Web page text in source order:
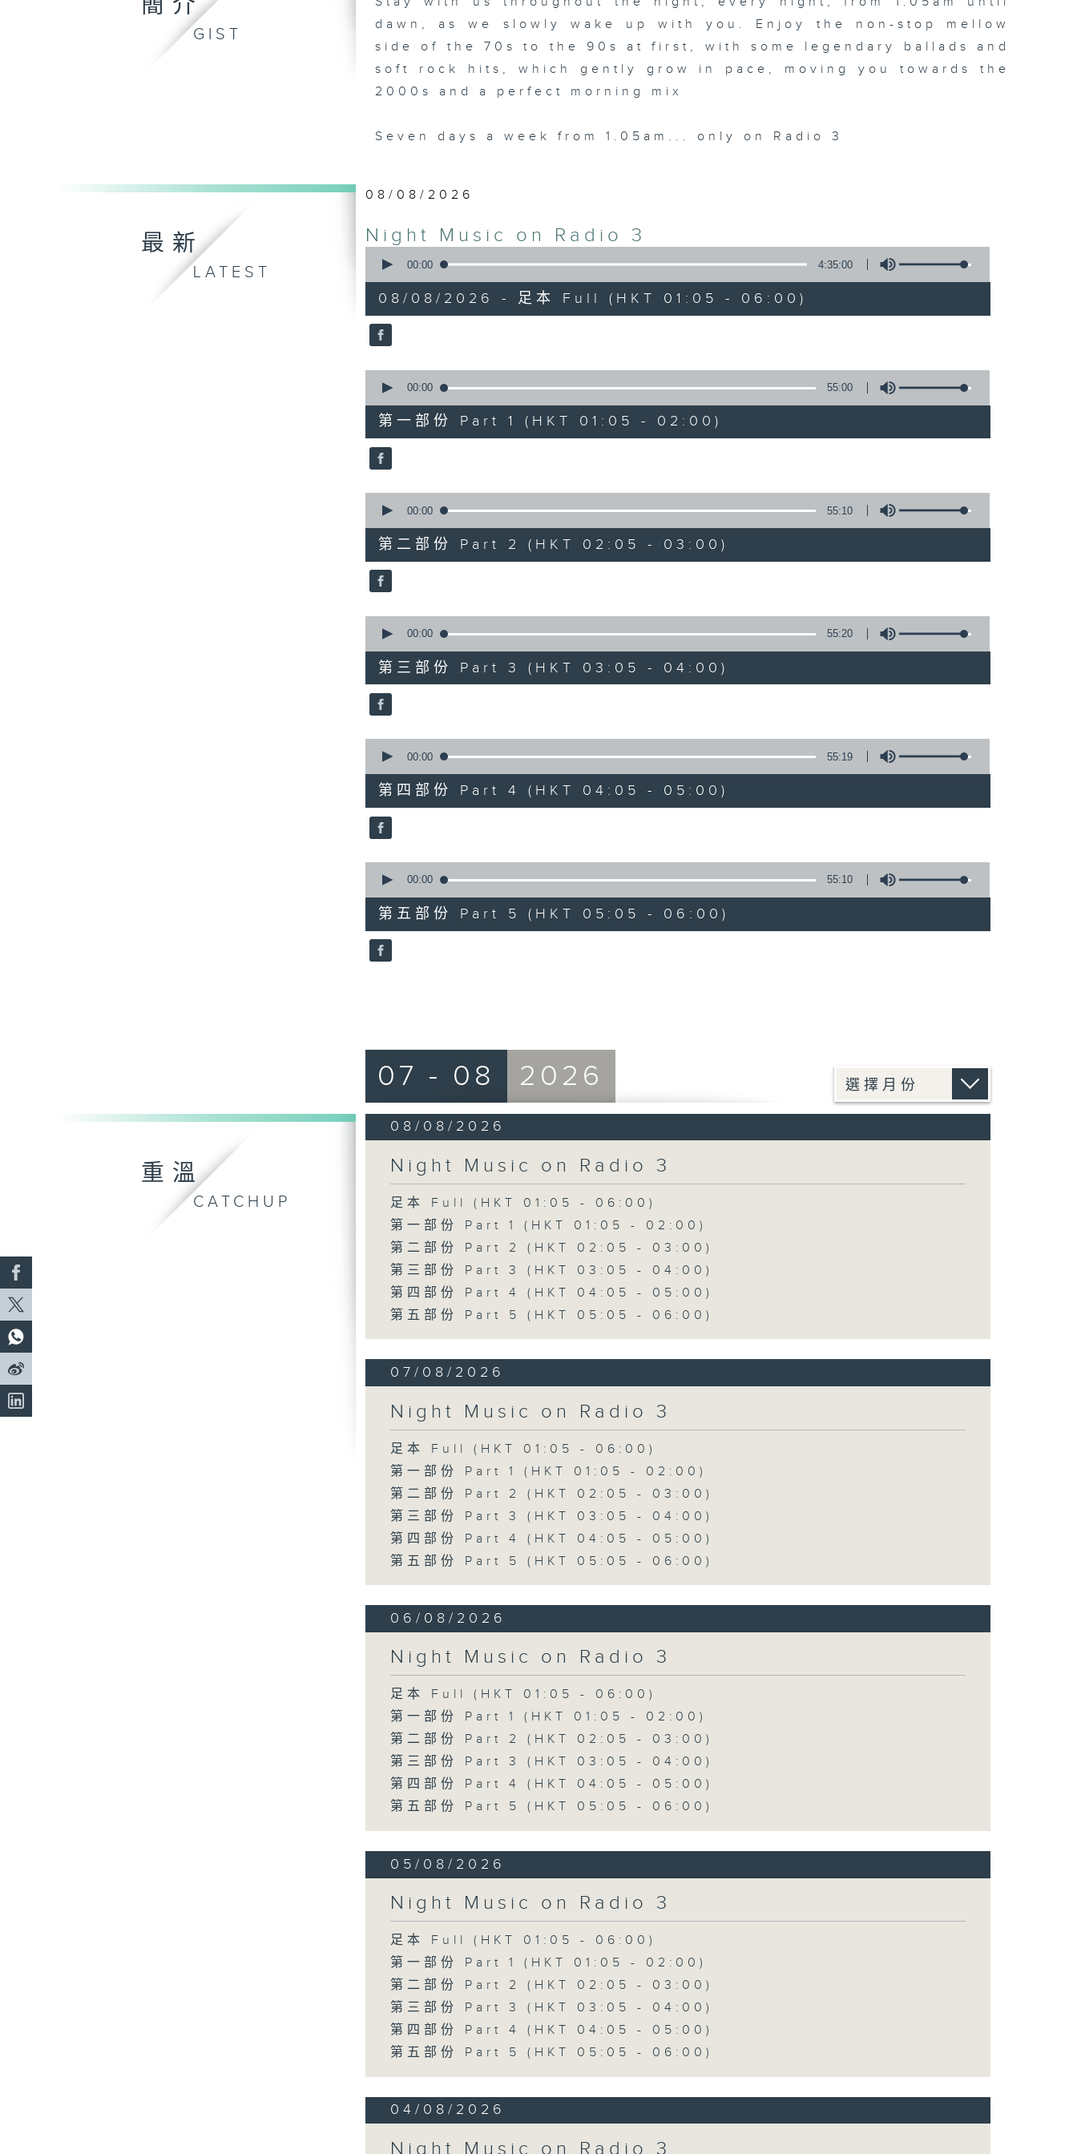
簡介
GIST
dawn, as we slowly wake up with you. Enjoy the non-stop mellow
side of the 70s to the 90s at first, with some legendary ballads and
soft rock hits, which gently grow in pace, moving you towards the
2000s and a perfect morning mix
Seven days a week from 1.05am... only on Radio 3
最新
LATEST
08/08/2026
Night Music on Radio 3
seconds
hours,
35
minutes,
0
90%
00:00 4:35:00
08/08/2026 - 足本 Full (HKT 01:05 - 06:00)
seconds
55
minutes,
0
seconds
90%
00:00 55:00
第一部份 Part 1 (HKT 01:05 - 02:00)
seconds
55
minutes,
10
seconds
90%
00:00 55:10
第二部份 Part 2 (HKT 02:05 - 03:00)
seconds
55
minutes,
20
seconds
90%
00:00 55:20
第三部份 Part 3 (HKT 03:05 - 04:00)
seconds
55
minutes,
19
seconds
90%
00:00 55:19
第四部份 Part 4 (HKT 04:05 - 05:00)
seconds
55
minutes,
10
seconds
90%
00:00 55:10
第五部份 Part 5 (HKT 05:05 - 06:00)
重溫
CATCHUP
07 - 08 2026
08/08/2026
Night Music on Radio 3
足本 Full (HKT 01:05 - 06:00)
第一部份 Part 1 (HKT 01:05 - 02:00)
第二部份 Part 2 (HKT 02:05 - 03:00)
第三部份 Part 3 (HKT 03:05 - 04:00)
第四部份 Part 4 (HKT 04:05 - 05:00)
第五部份 Part 5 (HKT 05:05 - 06:00)
07/08/2026
Night Music on Radio 3
足本 Full (HKT 01:05 - 06:00)
第一部份 Part 1 (HKT 01:05 - 02:00)
第二部份 Part 2 (HKT 02:05 - 03:00)
第三部份 Part 3 (HKT 03:05 - 04:00)
第四部份 Part 4 (HKT 04:05 - 05:00)
第五部份 Part 5 (HKT 05:05 - 06:00)
06/08/2026
Night Music on Radio 3
足本 Full (HKT 01:05 - 06:00)
第一部份 Part 1 (HKT 01:05 - 02:00)
第二部份 Part 2 (HKT 02:05 - 03:00)
第三部份 Part 3 (HKT 03:05 - 04:00)
第四部份 Part 4 (HKT 04:05 - 05:00)
第五部份 Part 5 (HKT 05:05 - 06:00)
05/08/2026
Night Music on Radio 3
足本 Full (HKT 01:05 - 06:00)
第一部份 Part 1 (HKT 01:05 - 02:00)
第二部份 Part 2 (HKT 02:05 - 03:00)
第三部份 Part 3 (HKT 03:05 - 04:00)
第四部份 Part 4 (HKT 04:05 - 05:00)
第五部份 Part 5 (HKT 05:05 - 06:00)
04/08/2026
Night Music on Radio 3